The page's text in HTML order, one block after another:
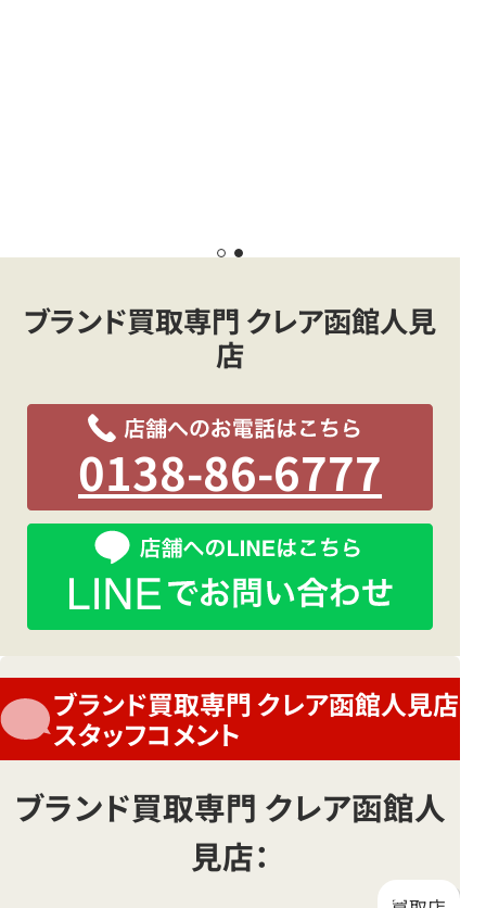
ブランド買取専門 クレア函館人見
店
0138-86-6777
店
へ
問
い
合
わ
せ
は
こ
ち
ブランド買取専門 クレア函館人見店
スタッフコメント
ブランド買取専門 クレア函館人
見店：